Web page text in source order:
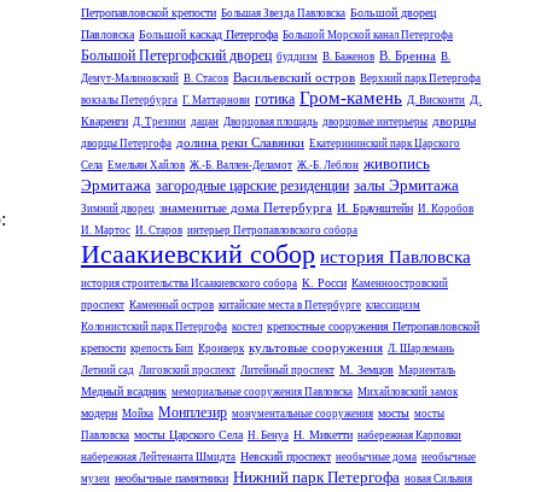
Петропавловской крепости Большая Звезда Павловска Большой дворец
Павловска Большой каскад Петергофа Большой Морской канал Петергофа
Большой Петергофский дворец буддизм В. Баженов В. Бренна В.
Демут-Малиновский В. Стасов Васильевский остров Верхний парк Петергофа
вокзалы Петербурга Г. Маттарнови готика Гром-камень Д. Висконти Д.
Кваренги Д. Трезини дацан Дворцовая площадь дворцовые интерьеры дворцы
дворцы Петергофа долина реки Славянки Екатерининский парк Царского
Села Емельян Хайлов Ж.-Б. Валлен-Деламот Ж.-Б. Леблон живопись
Эрмитажа загородные царские резиденции залы Эрмитажа
Зимний дворец знаменитые дома Петербурга И. Браунштейн И. Коробов
И. Мартос И. Старов интерьер Петропавловского собора
Исаакиевский собор история Павловска
история строительства Исаакиевского собора К. Росси Каменноостровский
проспект Каменный остров китайские места в Петербурге классицизм
Колонистский парк Петергофа костел крепостные сооружения Петропавловской
крепости крепость Бип Кронверк культовые сооружения Л. Шарлемань
Летний сад Лиговский проспект Литейный проспект М. Земцов Мариенталь
Медный всадник мемориальные сооружения Павловска Михайловский замок
модерн Мойка Монплезир монументальные сооружения мосты мосты
Павловска мосты Царского Села Н. Бенуа Н. Микетти набережная Карповки
набережная Лейтенанта Шмидта Невский проспект необычные дома необычные
музеи необычные памятники Нижний парк Петергофа новая Сильвия